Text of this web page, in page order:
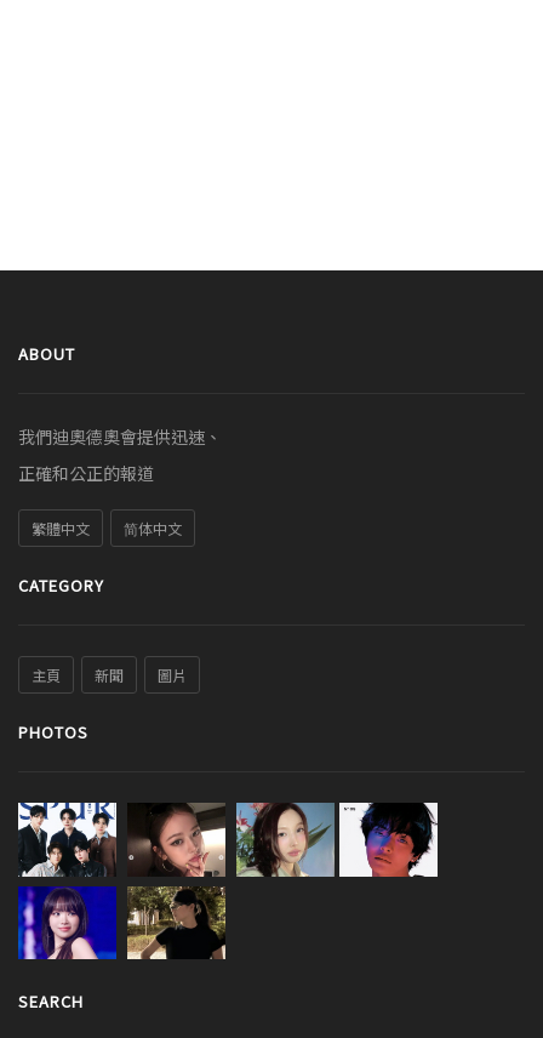
ABOUT
我們迪奧德奧會提供迅速、
正確和公正的報道
繁體中文 简体中文
CATEGORY
主頁 新聞 圖片
PHOTOS
SEARCH